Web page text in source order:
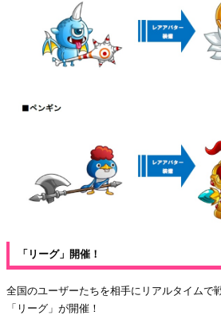
「リーグ」開催！
全国のユーザーたちを相手にリアルタイムで
「リーグ」が開催！